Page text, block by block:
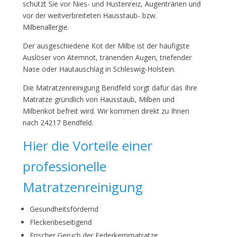
schützt Sie vor Nies- und Hustenreiz, Augentränen und
vor der weitverbreiteten Hausstaub- bzw.
Milbenallergie.
Der ausgeschiedene Kot der Milbe ist der häufigste
Auslöser von Atemnot, tränenden Augen, triefender
Nase oder Hautauschlag in Schleswig-Holstein.
Die Matratzenreinigung Bendfeld sorgt dafür das Ihre
Matratze gründlich von Hausstaub, Milben und
Milbenkot befreit wird. Wir kommen direkt zu Ihnen
nach 24217 Bendfeld.
Hier die Vorteile einer
professionelle
Matratzenreinigung
Gesundheitsfördernd
Fleckenbeseitigend